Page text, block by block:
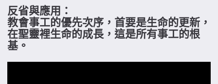
反省與應用：
教會事工的優先次序，首要是生命的更新，
在聖靈裡生命的成長，這是所有事工的根
基。